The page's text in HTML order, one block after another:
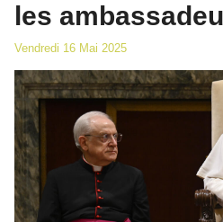
les
Vendredi 16 Mai 2025